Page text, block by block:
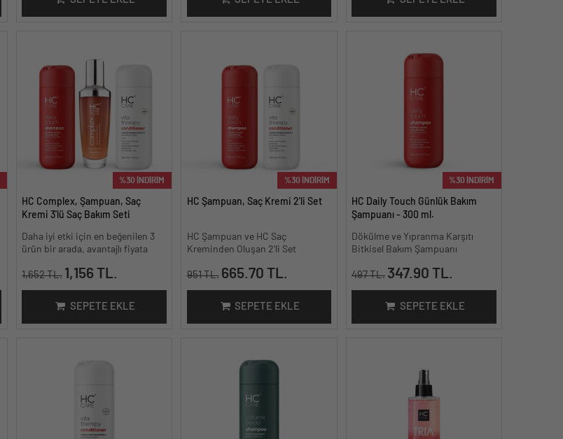
%30 İNDİRİM
HC Complex, Şampuan, Saç
Kremi 3'lü Saç Bakım Seti
Daha iyi etki için en beğenilen 3
ürün bir arada, avantajlı fiyata
1,652 TL. 1,156 TL.
SEPETE EKLE
%30 İNDİRİM
HC Şampuan, Saç Kremi 2'li Set
HC Şampuan ve HC Saç
Kreminden Oluşan 2'li Set
951 TL. 665.70 TL.
SEPETE EKLE
%30 İNDİRİM
HC Daily Touch Günlük Bakım
Şampuanı - 300 ml.
Dökülme ve Yıpranma Karşıtı
Bitkisel Bakım Şampuanı
497 TL. 347.90 TL.
SEPETE EKLE